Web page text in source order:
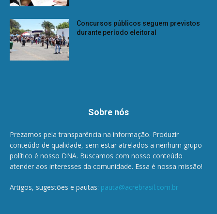
Concursos públicos seguem previstos
durante período eleitoral
Sobre nós
Prezamos pela transparência na informação. Produzir
conteúdo de qualidade, sem estar atrelados a nenhum grupo
político é nosso DNA. Buscamos com nosso conteúdo
atender aos interesses da comunidade. Essa é nossa missão!
Artigos, sugestões e pautas: pauta@acrebrasil.com.br